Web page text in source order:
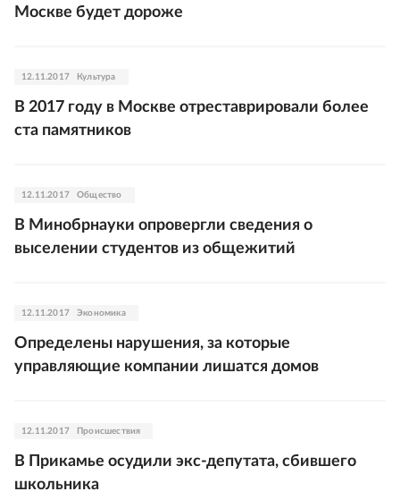
Москве будет дороже
12.11.2017 Культура
В 2017 году в Москве отреставрировали более
ста памятников
12.11.2017 Общество
В Минобрнауки опровергли сведения о
выселении студентов из общежитий
12.11.2017 Экономика
Определены нарушения, за которые
управляющие компании лишатся домов
12.11.2017 Происшествия
В Прикамье осудили экс-депутата, сбившего
школьника